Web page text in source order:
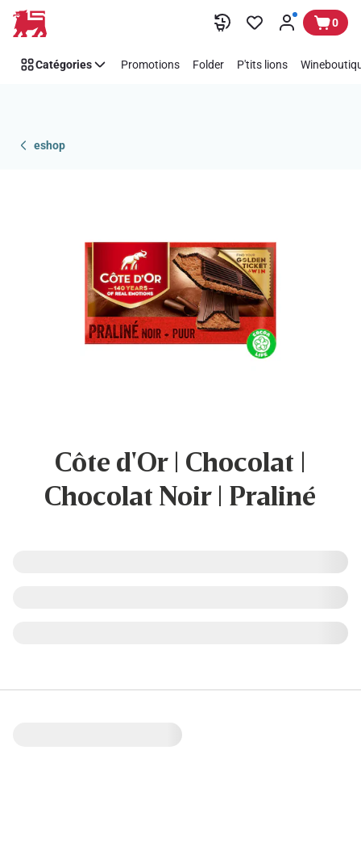
Passer 0
Catégories Promotions Folder P'tits lions
eshop
Côte d'Or | Chocolat |
Chocolat Noir | Praliné